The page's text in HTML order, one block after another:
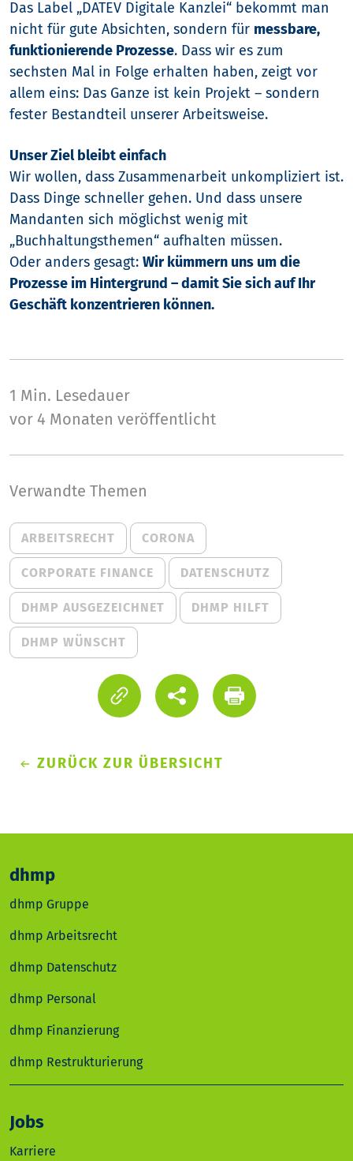
Das Label „DATEV Digitale Kanzlei“ bekommt man
nicht für gute Absichten, sondern für messbare,
funktionierende Prozesse. Dass wir es zum
sechsten Mal in Folge erhalten haben, zeigt vor
allem eins: Das Ganze ist kein Projekt – sondern
fester Bestandteil unserer Arbeitsweise.
Unser Ziel bleibt einfach
Wir wollen, dass Zusammenarbeit unkompliziert ist.
Dass Dinge schneller gehen. Und dass unsere
Mandanten sich möglichst wenig mit
„Buchhaltungsthemen“ aufhalten müssen.
Oder anders gesagt: Wir kümmern uns um die
Prozesse im Hintergrund – damit Sie sich auf Ihr
Geschäft konzentrieren können.
1 Min. Lesedauer
vor 4 Monaten veröffentlicht
Verwandte Themen
ARBEITSRECHT CORONA
CORPORATE FINANCE DATENSCHUTZ
DHMP AUSGEZEICHNET DHMP HILFT
DHMP WÜNSCHT
ZURÜCK ZUR ÜBERSICHT
dhmp
dhmp Gruppe
dhmp Arbeitsrecht
dhmp Datenschutz
dhmp Personal
dhmp Finanzierung
dhmp Restrukturierung
Jobs
Karriere